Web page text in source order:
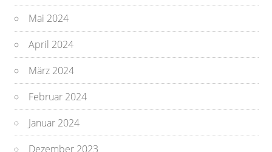
Mai 2024
April 2024
März 2024
Februar 2024
Januar 2024
Dezember 2023